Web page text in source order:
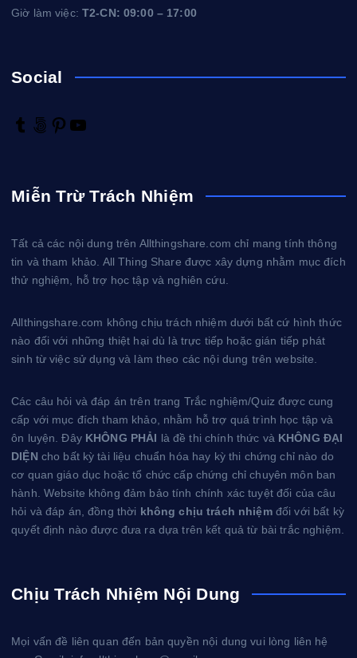
Giờ làm việc:T2-CN: 09:00 – 17:00
Social
T
l
5
x
P
e
u
Miễn Trừ Trách Nhiệm
Tất cả các nội dung trên Allthingshare.com chỉ mang tính thông
tin và tham khảo. All Thing Share được xây dựng nhằm mục đích
thử nghiệm, hỗ trợ học tập và nghiên cứu.
Allthingshare.com không chịu trách nhiệm dưới bất cứ hình thức
nào đối với những thiệt hại dù là trực tiếp hoặc gián tiếp phát
sinh từ việc sử dụng và làm theo các nội dung trên website.
Các câu hỏi và đáp án trên trang Trắc nghiệm/Quiz được cung
cấp với mục đích tham khảo, nhằm hỗ trợ quá trình học tập và
ôn luyện. Đây KHÔNG PHẢI là đề thi chính thức và KHÔNG ĐẠI
DIỆN cho bất kỳ tài liệu chuẩn hóa hay kỳ thi chứng chỉ nào do
cơ quan giáo dục hoặc tổ chức cấp chứng chỉ chuyên môn ban
hành. Website không đảm bảo tính chính xác tuyệt đối của câu
hỏi và đáp án, đồng thời không chịu trách nhiệmđối với bất kỳ
quyết định nào được đưa ra dựa trên kết quả từ bài trắc nghiệm.
Chịu Trách Nhiệm Nội Dung
Mọi vấn đề liên quan đến bản quyền nội dung vui lòng liên hệ